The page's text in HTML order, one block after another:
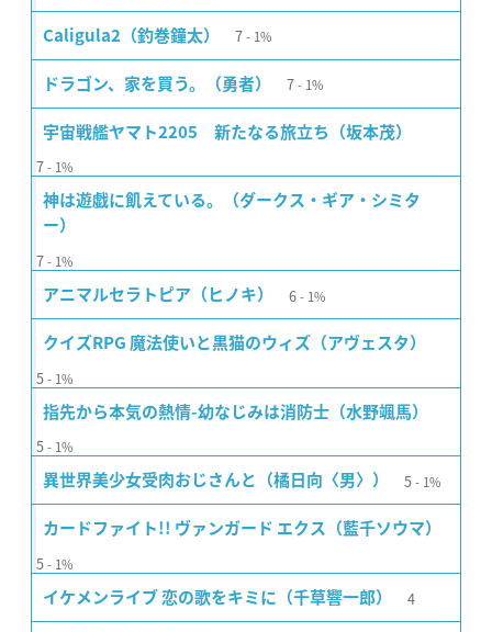
Caligula2（釣巻鐘太） 7 1%
ドラゴン、家を買う。（勇者） 7 1%
宇宙戦艦ヤマト2205 新たなる旅立ち（坂本茂）
7 1%
神は遊戯に飢えている。（ダークス・ギア・シミタ
ー）
7 1%
アニマルセラトピア（ヒノキ） 6 1%
クイズRPG 魔法使いと黒猫のウィズ（アヴェスタ）
5 1%
指先から本気の熱情-幼なじみは消防士（水野颯馬）
5 1%
異世界美少女受肉おじさんと（橘日向〈男〉） 5 1%
カードファイト!! ヴァンガード エクス（藍千ソウマ）
5 1%
イケメンライブ 恋の歌をキミに（千草響一郎） 4